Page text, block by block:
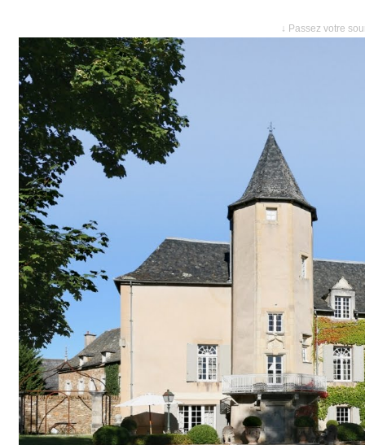
↓ Passez votre